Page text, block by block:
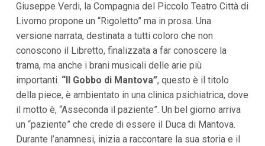
ù
i
n
c
i
p
a
l
V
i
Giuseppe Verdi, la Compagnia del Piccolo Teatro Città di
Livorno propone un “Rigoletto” ma in prosa. Una
versione narrata, destinata a tutti coloro che non
conoscono il Libretto, finalizzata a far conoscere la
trama, ma anche i brani musicali delle arie più
importanti. “Il Gobbo di Mantova”, questo è il titolo
della piece, è ambientato in una clinica psichiatrica, dove
il motto è, “Asseconda il paziente”. Un bel giorno arriva
un “paziente” che crede di essere il Duca di Mantova.
Durante l’anamnesi, inizia a raccontare la sua storia e il